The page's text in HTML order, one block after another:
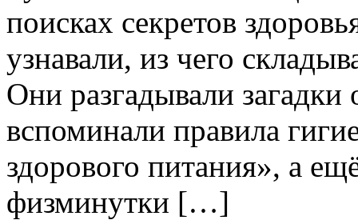
поисках секретов
узнавали, из чего
Они разгадывали
вспоминали правила
здорового питания», а
физминутки […]